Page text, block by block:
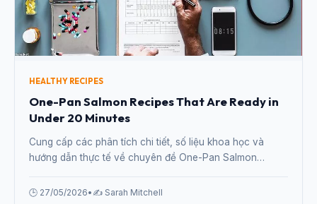
HEALTHY RECIPES
One-Pan Salmon Recipes That Are Ready in
Under 20 Minutes
Cung cấp các phân tích chi tiết, số liệu khoa học và
hướng dẫn thực tế về chuyên đề One-Pan Salmon
gia.
🕒 27/05/2026• ✍️ Sarah Mitchell